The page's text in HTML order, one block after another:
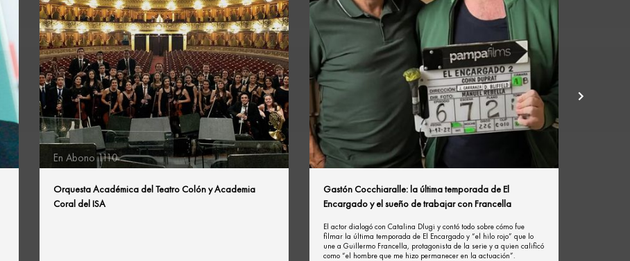
En Abono 1110
Orquesta Académica del Teatro Colón y Academia
Coral del ISA
Gastón Cocchiaralle: la última temporada de El
Encargado y el sueño de trabajar con Francella
El actor dialogó con Catalina Dlugi y contó todo sobre cómo fue
filmar la última temporada de El Encargado y “el hilo rojo” que lo
une a Guillermo Francella, protagonista de la serie y a quien calificó
como “el hombre que me hizo permanecer en la actuación”.